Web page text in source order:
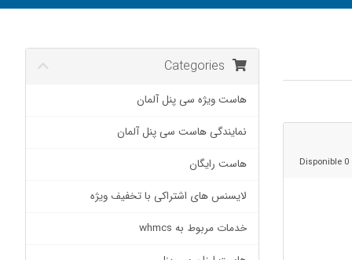
هاست ویژه سی پنل آلمان
نمایندگی هاست سی پنل آلمان
هاست رایگان
لایسنس های اشتراکی با تخفیف ویژه
خدمات مربوط به whmcs
0 Disponible